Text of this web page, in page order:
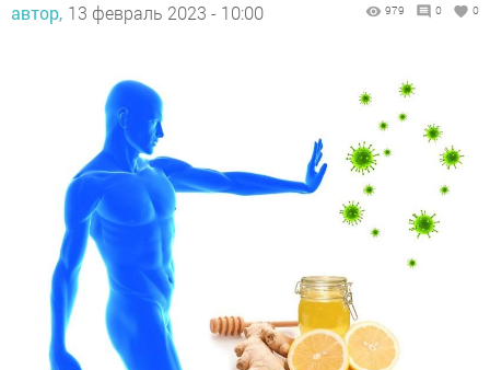
автор, 13 февраль 2023 - 10:00 979 0 0